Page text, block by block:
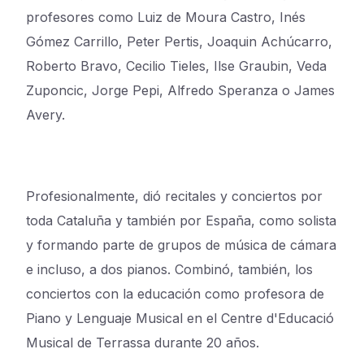
profesores como Luiz de Moura Castro, Inés
Gómez Carrillo, Peter Pertis, Joaquin Achúcarro,
Roberto Bravo, Cecilio Tieles, Ilse Graubin, Veda
Zuponcic, Jorge Pepi, Alfredo Speranza o James
Avery.
Profesionalmente, dió recitales y conciertos por
toda Cataluña y también por España, como solista
y formando parte de grupos de música de cámara
e incluso, a dos pianos. Combinó, también, los
conciertos con la educación como profesora de
Piano y Lenguaje Musical en el Centre d'Educació
Musical de Terrassa durante 20 años.